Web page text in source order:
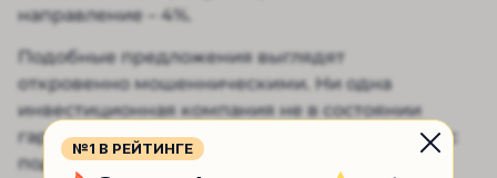
направление – 4%.
Подобные предложения выглядят
откровенно мошенническими. Ни одна
инвестиционная компания не в состоянии
гарантировать такую доходность. Более того, с
подобными выплатами, компании проще
№1 В РЕЙТИНГЕ